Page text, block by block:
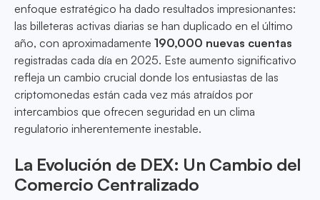
enfoque estratégico ha dado resultados impresionantes:
las billeteras activas diarias se han duplicado en el último
año, con aproximadamente 190,000 nuevas cuentas
registradas cada día en 2025. Este aumento significativo
refleja un cambio crucial donde los entusiastas de las
criptomonedas están cada vez más atraídos por
intercambios que ofrecen seguridad en un clima
regulatorio inherentemente inestable.
La Evolución de DEX: Un Cambio del
Comercio Centralizado